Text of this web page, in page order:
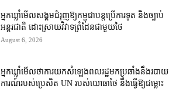
អ្នកឃ្លាំមើល​សង្គម​ជំរុញ​ឱ្យ​កម្ពុជា​បន្ត​ប្រើ​ការទូត និង​ច្បាប់​
អន្តរជាតិ ដោះស្រាយ​វិវាទ​ព្រំដែន​ជាមួយ​ថៃ
August 6, 2026
អ្នកឃ្លាំមើល​ថា​ការ​យក​សំឡេង​ពលរដ្ឋ​មក​ប្រឆាំង​នឹង​របាយ
ការណ៍​របស់​ប្រេសិត UN របស់​យោធា​ថៃ នឹង​ធ្វើ​ឱ្យ​ជម្លោះ